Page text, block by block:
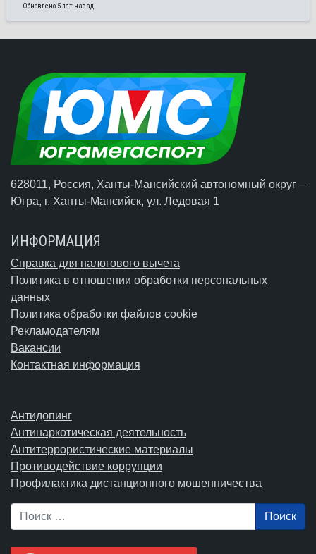
Обновлено 5 лет назад
628011, Россия, Ханты-Мансийский автономный округ –
Югра, г. Ханты-Мансийск, ул. Ледовая 1
ИНФОРМАЦИЯ
Справка для налогового вычета
Политика в отношении обработки персональных
данных
Политика обработки файлов cookie
Рекламодателям
Вакансии
Контактная информация
Антидопинг
Антинаркотическая деятельность
Антитеррористические материалы
Противодействие коррупции
Профилактика дистанционного мошенничества
Поиск